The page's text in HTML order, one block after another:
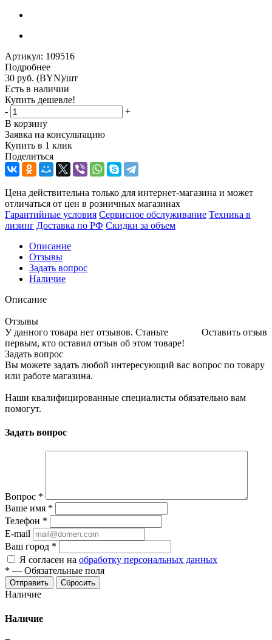
Артикул: 109516
Подробнее
30 руб. (BYN)/шт
Есть в наличии
Купить дешевле!
-
+
В корзину
Заявка на консультацию
Купить в 1 клик
Поделиться
Цена действительна только для интернет-магазина и может
отличаться от цен в розничных магазинах
Гарантийные условия Сервисное обслуживание Техника в
лизинг Доставка по РФ Скидки за объем
Описание
Отзывы
Задать вопрос
Наличие
Описание
Отзывы
Оставить отзыв
У данного товара нет отзывов. Станьте
первым, кто оставил отзыв об этом товаре!
Задать вопрос
Вы можете задать любой интересующий вас вопрос по товару
или работе магазина.
Наши квалифицированные специалисты обязательно вам
помогут.
Задать вопрос
Вопрос *
Ваше имя *
Телефон *
E-mail
Ваш город *
Я согласен на обработку персональных данных
* — Обязательные поля
Сбросить
Наличие
Наличие